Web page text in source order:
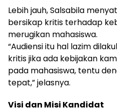
Lebih jauh, Salsabila
bersikap kritis terhadap
merugikan mahasiswa.
“Audiensi itu hal lazim
kritis jika ada kebijakan
pada mahasiswa, tentu
tepat,” jelasnya.
Visi dan Misi Kandidat